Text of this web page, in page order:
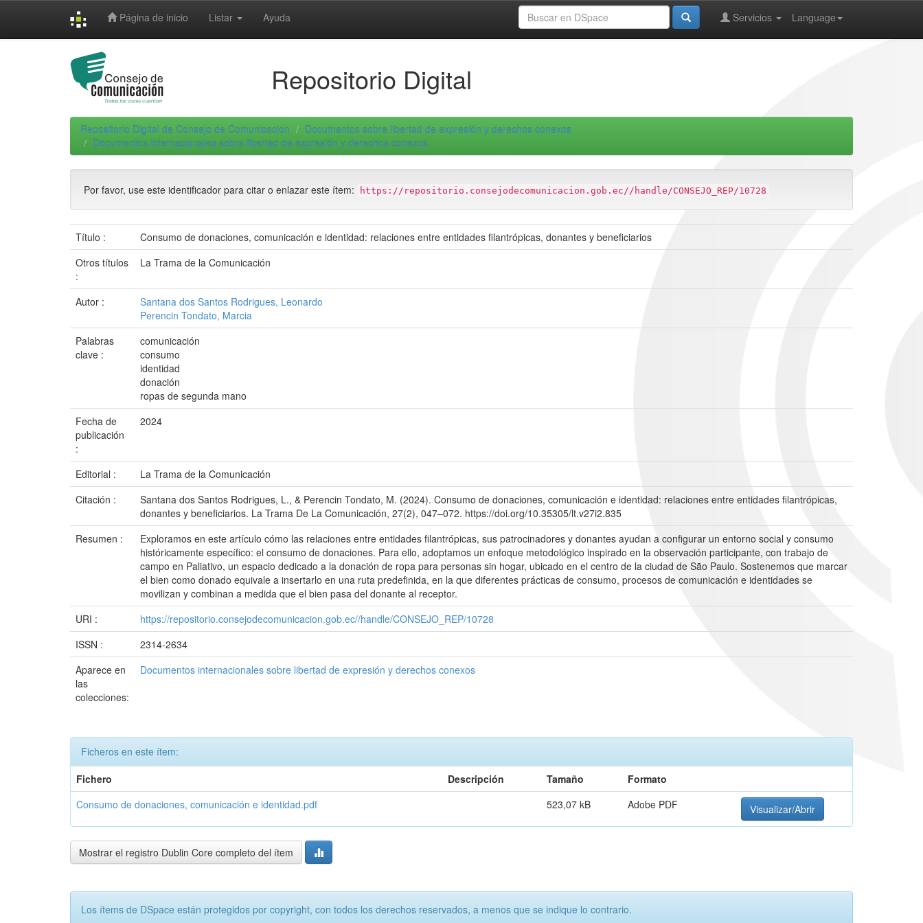
Página de inicio Listar Ayuda Language
Servicios
Repositorio Digital
Repositorio Digital de Consejo de Comunicacion
Documentos sobre libertad de expresión y derechos conexos
Documentos internacionales sobre libertad de expresión y derechos conexos
Por favor, use este identificador para citar o enlazar este ítem: https://repositorio.consejodecomunicacion.gob.ec//handle/CONSEJO_REP/10728
Título :
Consumo de donaciones, comunicación e identidad: relaciones entre entidades filantrópicas, donantes y beneficiarios
Otros títulos
:
La Trama de la Comunicación
Autor :
Santana dos Santos Rodrigues, Leonardo
Perencin Tondato, Marcia
Palabras
clave :
comunicación
consumo
identidad
donación
ropas de segunda mano
Fecha de
publicación
:
2024
Editorial :
La Trama de la Comunicación
Citación :
Santana dos Santos Rodrigues, L., & Perencin Tondato, M. (2024). Consumo de donaciones, comunicación e identidad: relaciones entre entidades filantrópicas,
donantes y beneficiarios. La Trama De La Comunicación, 27(2), 047–072. https://doi.org/10.35305/lt.v27i2.835
Resumen :
Exploramos en este artículo cómo las relaciones entre entidades filantrópicas, sus patrocinadores y donantes ayudan a configurar un entorno social y consumo
históricamente específico: el consumo de donaciones. Para ello, adoptamos un enfoque metodológico inspirado en la observación participante, con trabajo de
campo en Paliativo, un espacio dedicado a la donación de ropa para personas sin hogar, ubicado en el centro de la ciudad de São Paulo. Sostenemos que marcar
el bien como donado equivale a insertarlo en una ruta predefinida, en la que diferentes prácticas de consumo, procesos de comunicación e identidades se
movilizan y combinan a medida que el bien pasa del donante al receptor.
URI :
https://repositorio.consejodecomunicacion.gob.ec//handle/CONSEJO_REP/10728
ISSN :
2314-2634
Aparece en
las
colecciones:
Documentos internacionales sobre libertad de expresión y derechos conexos
Ficheros en este ítem:
Fichero
Descripción Tamaño
Formato
Consumo de donaciones, comunicación e identidad.pdf
523,07 kB Adobe PDF Visualizar/Abrir
Mostrar el registro Dublin Core completo del ítem
Los ítems de DSpace están protegidos por copyright, con todos los derechos reservados, a menos que se indique lo contrario.